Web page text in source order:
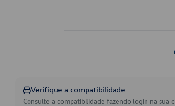
Verifique a compatibilidade
Consulte a compatibilidade fazendo login na sua